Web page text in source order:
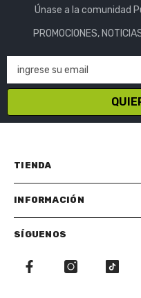
Únase a la comunidad
PROMOCIONES,
ingrese su email
TIENDA
INFORMACIÓN
SÍGUENOS